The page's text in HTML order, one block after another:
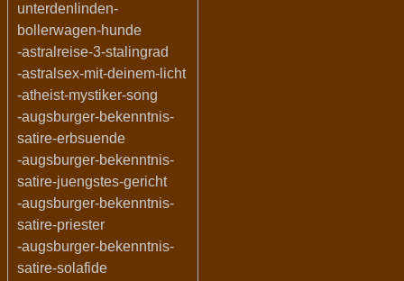
unterdenlinden-
bollerwagen-hunde
-astralreise-3-stalingrad
-astralsex-mit-deinem-licht
-atheist-mystiker-song
-augsburger-bekenntnis-
satire-erbsuende
-augsburger-bekenntnis-
satire-juengstes-gericht
-augsburger-bekenntnis-
satire-priester
-augsburger-bekenntnis-
satire-solafide